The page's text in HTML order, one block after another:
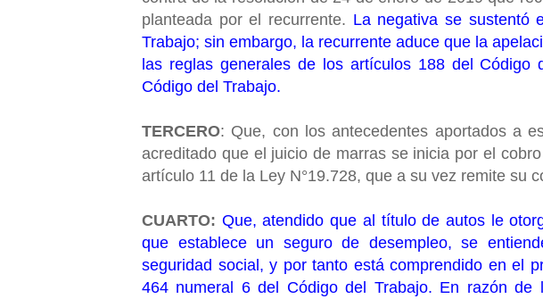
planteada por el recurrente. La negativa se sustentó
Trabajo; sin embargo, la recurrente aduce que la
las reglas generales de los artículos 188 del Código
Código del Trabajo.
TERCERO: Que, con los antecedentes aportados a
acreditado que el juicio de marras se inicia por el
artículo 11 de la Ley N°19.728, que a su vez remite su
CUARTO: Que, atendido que al título de autos le
que establece un seguro de desempleo, se
seguridad social, y por tanto está comprendido en el
464 numeral 6 del Código del Trabajo. En razón de